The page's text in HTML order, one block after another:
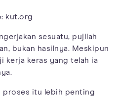
kut.org
sesuatu, pujilah
bukan hasilnya. Meskipun
kerja keras yang telah ia
proses itu lebih penting